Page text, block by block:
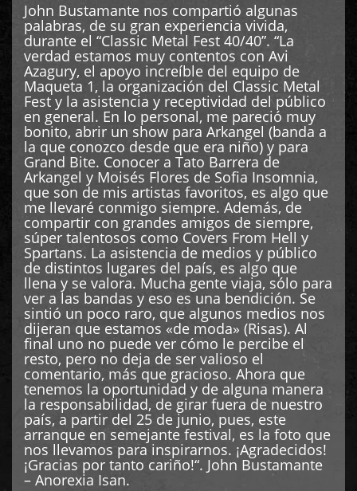
John Bustamante nos compartió algunas
palabras, de su gran experiencia vivida,
durante el “Classic Metal Fest 40/40”. “La
verdad estamos muy contentos con Avi
Azagury, el apoyo increíble del equipo de
Maqueta 1, la organización del Classic Metal
Fest y la asistencia y receptividad del público
en general. En lo personal, me pareció muy
bonito, abrir un show para Arkangel (banda a
la que conozco desde que era niño) y para
Grand Bite. Conocer a Tato Barrera de
Arkangel y Moisés Flores de Sofia Insomnia,
que son de mis artistas favoritos, es algo que
me llevaré conmigo siempre. Además, de
compartir con grandes amigos de siempre,
súper talentosos como Covers From Hell y
Spartans. La asistencia de medios y público
de distintos lugares del país, es algo que
llena y se valora. Mucha gente viaja, sólo para
ver a las bandas y eso es una bendición. Se
sintió un poco raro, que algunos medios nos
dijeran que estamos «de moda» (Risas). Al
final uno no puede ver cómo le percibe el
resto, pero no deja de ser valioso el
comentario, más que gracioso. Ahora que
tenemos la oportunidad y de alguna manera
la responsabilidad, de girar fuera de nuestro
país, a partir del 25 de junio, pues, este
arranque en semejante festival, es la foto que
nos llevamos para inspirarnos. ¡Agradecidos!
¡Gracias por tanto cariño!“. John Bustamante
– Anorexia Isan.